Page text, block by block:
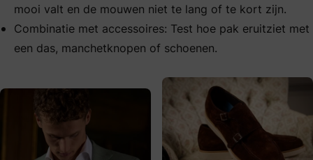
mooi valt en de mouwen niet te lang of te kort zijn.
Combinatie met accessoires: Test hoe pak eruitziet met
een das, manchetknopen of schoenen.